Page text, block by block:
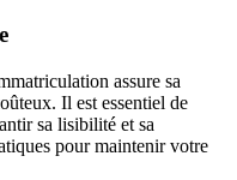
assure sa
Il est essentiel de
sa lisibilité et sa
pour maintenir votre